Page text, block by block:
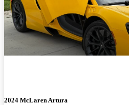
2024 McLaren Artura